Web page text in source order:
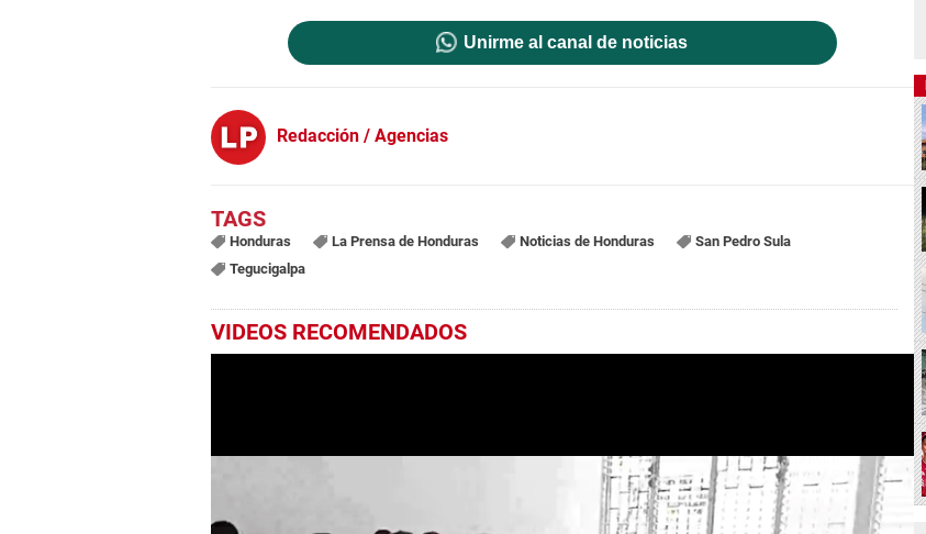
Unirme al canal de noticias
Redacción / Agencias
Honduras La Prensa de Honduras Noticias de Honduras
San Pedro Sula
Tegucigalpa
VIDEOS RECOMENDADOS